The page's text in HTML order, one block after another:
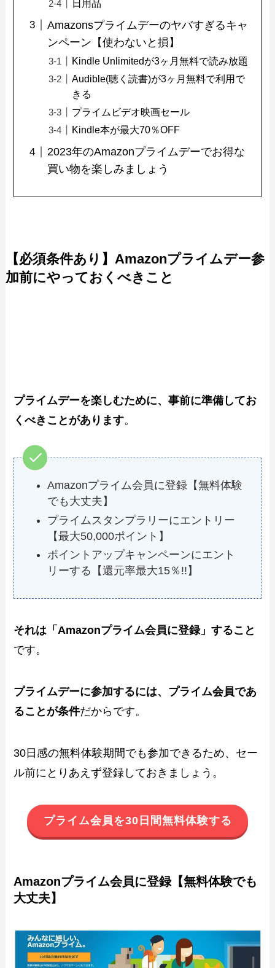
日用品
Amazonsプライムデーのヤバすぎるキャ
ンペーン【使わないと損】
Kindle Unlimitedが3ヶ月無料で読み放題
Audible(聴く読書)が3ヶ月無料で利用で
きる
プライムビデオ映画セール
Kindle本が最大70％OFF
2023年のAmazonプライムデーでお得な
買い物を楽しみましょう
【必須条件あり】Amazonプライムデー参
加前にやっておくべきこと
プライムデーを楽しむために、事前に準備してお
くべきことがあります。
Amazonプライム会員に登録【無料体験
でも大丈夫】
プライムスタンプラリーにエントリー
【最大50,000ポイント】
ポイントアップキャンペーンにエント
リーする【還元率最大15％!!】
それは「Amazonプライム会員に登録」すること
です。
プライムデーに参加するには、プライム会員であ
ることが条件だからです。
30日感の無料体験期間でも参加できるため、セー
ル前にとりあえず登録しておきましょう。
プライム会員を30日間無料体験する
Amazonプライム会員に登録【無料体験でも
大丈夫】